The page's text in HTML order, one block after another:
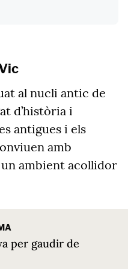
al nucli antic de
d’història i
antigues i els
amb
ambient acollidor
per gaudir de